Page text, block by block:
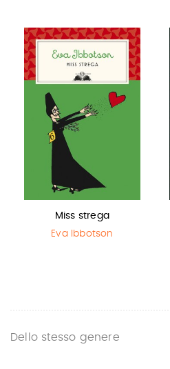
Miss strega
Eva Ibbotson
Dello stesso genere